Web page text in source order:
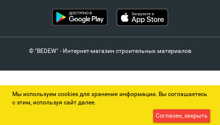
© "BEDEW" - Интернет-магазин строительных материалов
Мы используем cookies для хранения информации. Вы соглашаетесь
с этим, используя сайт далее.
Согласен, закрыть